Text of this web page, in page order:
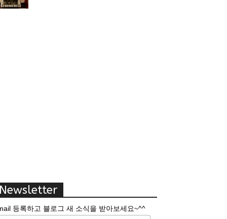
등록하고 블로그 새 소식을 받아보세요~^^